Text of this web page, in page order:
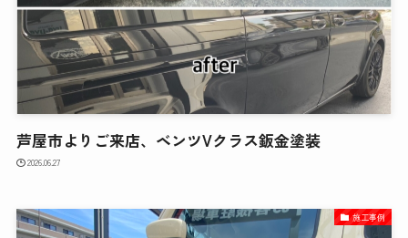
芦屋市よりご来店、ベンツVクラス鈑金塗装
2026.06.27
施工事例